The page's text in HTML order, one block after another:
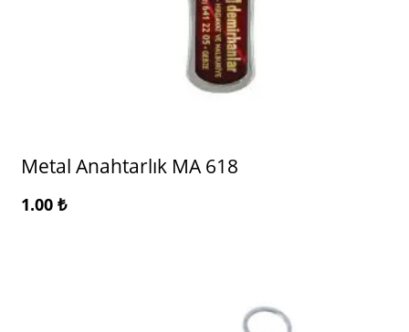
Metal Anahtarlık MA 618
1.00 ₺